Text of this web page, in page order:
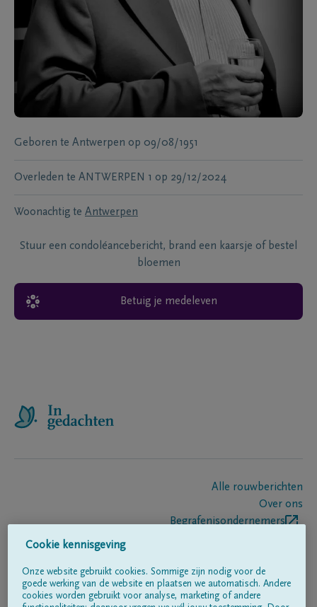
Geboren te Antwerpen op 09/08/1951
Overleden te ANTWERPEN 1 op 29/12/2024
Woonachtig te Antwerpen
Stuur een condoléancebericht, brand een kaarsje of bestel
bloemen
Betuig je medeleven
Alle rouwberichten
Over ons
Begrafenisondernemers
Volg ons op
Cookie kennisgeving
Onze website gebruikt cookies. Sommige zijn nodig voor de
goede werking van de website en plaatsen we automatisch. Andere
cookies worden gebruikt voor analyse, marketing of andere